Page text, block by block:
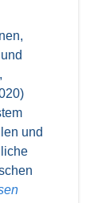
und